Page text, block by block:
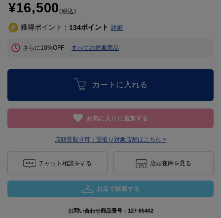
¥16,500(税込)
獲得ポイント： 134ポイント 詳細
さらに10%OFF すべての対象商品
カートに入れる
お気に入りに追加する
店頭受取り可： 受取り対象店舗はこちら >
チャット相談をする 店頭在庫を見る
お店で試着する
お問い合わせ商品番号： 127-85402